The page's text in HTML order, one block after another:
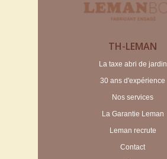
TH-LEMAN
La taxe abri de jardin
30 ans d'expérience
Nos services
La Garantie Leman
Leman recrute
Contact